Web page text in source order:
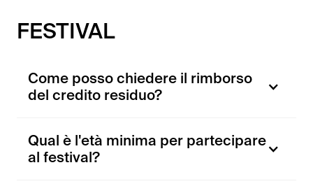
FESTIVAL
Come posso chiedere il rimborso
del credito residuo?
Qual è l'età minima per partecipare
al festival?